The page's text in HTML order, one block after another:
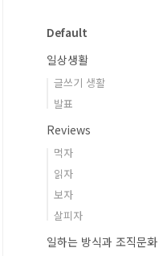
Default
일상생활
글쓰기 생활
발표
Reviews
먹자
읽자
보자
살피자
일하는 방식과 조직문화